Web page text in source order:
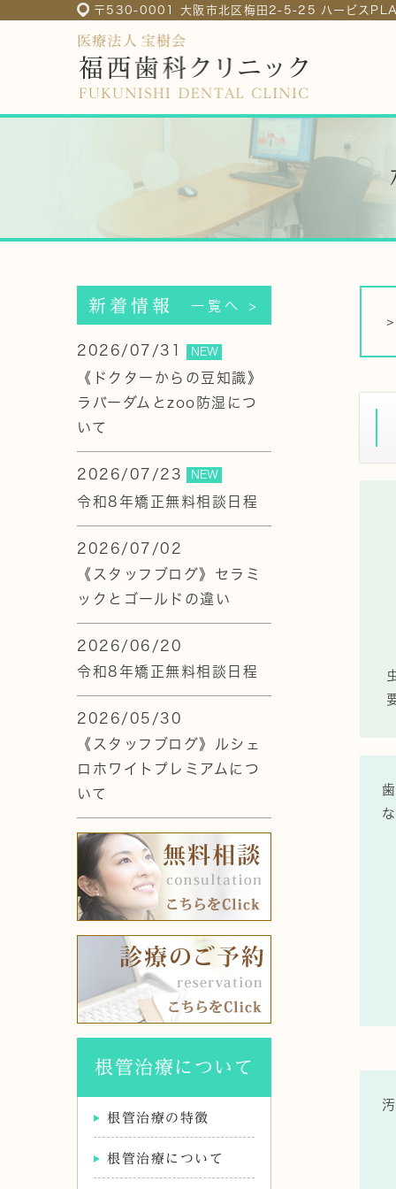
〒530-0001 大阪市北区梅田2-5-25 ハービス
新着情報 一覧へ >
2026/07/31 NEW
《ドクターからの豆知識》
ラバーダムとzoo防湿につ
いて
2026/07/23 NEW
令和8年矯正無料相談日程
2026/07/02
《スタッフブログ》セラミ
ックとゴールドの違い
2026/06/20
令和8年矯正無料相談日程
2026/05/30
《スタッフブログ》ルシェ
ロホワイトプレミアムにつ
いて
根管治療について
根管治療の特徴
根管治療について